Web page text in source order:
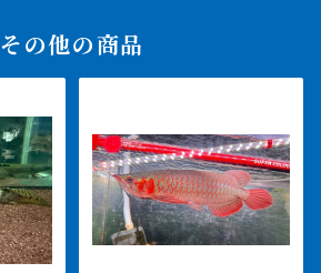
その他の商品